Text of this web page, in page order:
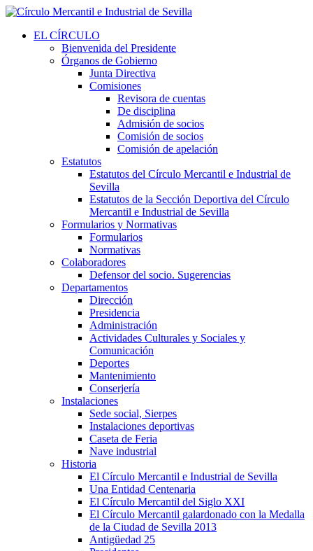
EL CÍRCULO
Bienvenida del Presidente
Órganos de Gobierno
Junta Directiva
Comisiones
Revisora de cuentas
De disciplina
Admisión de socios
Comisión de socios
Comisión de apelación
Estatutos
Estatutos del Círculo Mercantil e Industrial de
Sevilla
Estatutos de la Sección Deportiva del Círculo
Mercantil e Industrial de Sevilla
Formularios y Normativas
Formularios
Normativas
Colaboradores
Defensor del socio. Sugerencias
Departamentos
Dirección
Presidencia
Administración
Actividades Culturales y Sociales y
Comunicación
Deportes
Mantenimiento
Conserjería
Instalaciones
Sede social, Sierpes
Instalaciones deportivas
Caseta de Feria
Nave industrial
Historia
El Círculo Mercantil e Industrial de Sevilla
Una Entidad Centenaria
El Círculo Mercantil del Siglo XXI
El Círculo Mercantil galardonado con la Medalla
de la Ciudad de Sevilla 2013
Antigüedad 25